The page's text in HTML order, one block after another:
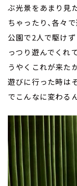
ぶ光景をあまり見
ちゃったり、各々
公園で2人で駆け
っつり遊んでくれ
うやくこれが来た
遊びに行った時は
でこんなに変わる